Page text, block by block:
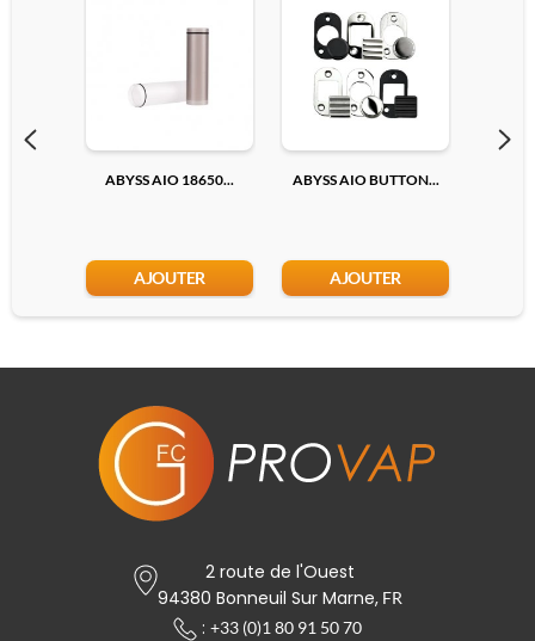
ABYSS AIO 18650...
AJOUTER
ABYSS AIO BUTTON...
AJOUTER
2 route de l'Ouest
94380 Bonneuil Sur Marne,FR
: +33 (0)1 80 91 50 70